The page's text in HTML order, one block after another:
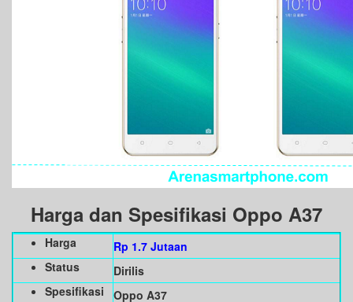
Harga dan Spesifikasi Oppo A37
Harga
Rp 1.7 Jutaan
Status
Dirilis
Spesifikasi
Oppo A37